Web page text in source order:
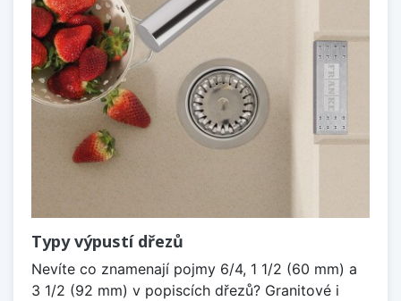
Typy výpustí dřezů
Nevíte co znamenají pojmy 6/4, 1 1/2 (60 mm) a
3 1/2 (92 mm) v popiscích dřezů? Granitové i